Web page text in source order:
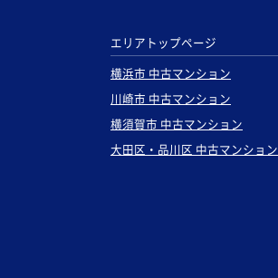
エリアトップページ
横浜市 中古マンション
川崎市 中古マンション
横須賀市 中古マンション
大田区・品川区 中古マンション